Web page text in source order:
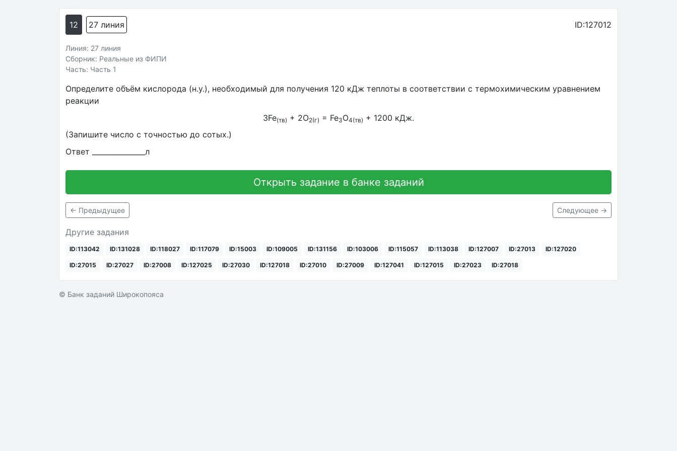
12 27 линия ID:127012
Линия: 27 линия
Сборник: Реальные из ФИПИ
Часть: Часть 1
Определите объём кислорода (н.у.), необходимый для получения 120 кДж теплоты в соответствии с термохимическим уравнением
реакции
3Fe(тв) + 2O2(г) = Fe3O4(тв) + 1200 кДж.
(Запишите число с точностью до сотых.)
Ответ _______________л
Открыть задание в банке заданий
← Предыдущее Следующее →
Другие задания
ID:113042 ID:131028 ID:118027 ID:117079 ID:15003 ID:109005 ID:131156 ID:103006 ID:115057 ID:113038 ID:127007 ID:27013 ID:127020
ID:27015 ID:27027 ID:27008 ID:127025 ID:27030 ID:127018 ID:27010 ID:27009 ID:127041 ID:127015 ID:27023 ID:27018
© Банк заданий Широкопояса